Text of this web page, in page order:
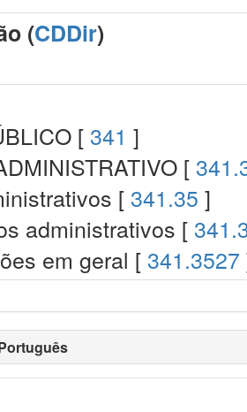
(CDDir)
[ 341 ]
[
[ 341.35 ]
administrativos [
em geral [ 341.3527